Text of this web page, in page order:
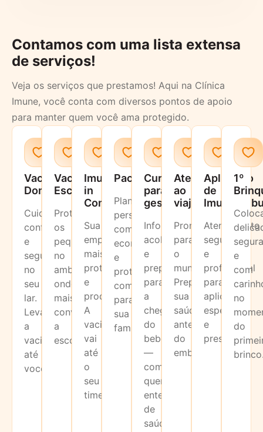
Contamos com uma lista extensa
de serviços!
Veja os serviços que prestamos! Aqui na Clínica
Imune, você conta com diversos pontos de apoio
para manter quem você ama protegido.
Vacinação
Domiciliar
Cuidado,
conforto
e
segurança
no
seu
lar.
Levamos
a
vacina
até
você.
Vacinação
Escolar
Protegemos
os
pequenos
no
ambiente
onde
mais
convivem:
a
escola.
Imune
in
Company
Sua
empresa
mais
protegida
e
produtiva.
A
vacinação
vai
até
o
seu
time.
Pacotes
Planos
personalizados
com
economia
e
proteção
completa
para
sua
família.
Cursos
para
gestantes
Informação,
acolhimento
e
preparo
para
a
chegada
do
bebê
—
com
quem
entende
de
saúde.
Atendimento
ao
viajante
Pronto
para
o
mundo?
Preparamos
sua
saúde
antes
do
embarque.
Aplicação
de
Atendimento
seguro
e
profissional
para
aplicações
especiais
e
prescritas.
1º
segura
e
com
no
do